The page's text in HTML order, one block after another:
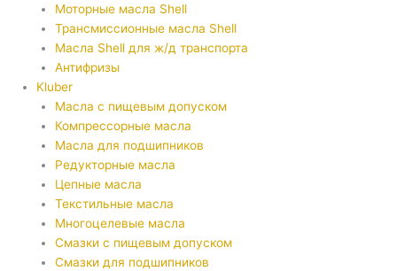
Моторные масла Shell
Трансмиссионные масла Shell
Масла Shell для ж/д транспорта
Антифризы
Kluber
Масла с пищевым допуском
Компрессорные масла
Масла для подшипников
Редукторные масла
Цепные масла
Текстильные масла
Многоцелевые масла
Смазки с пищевым допуском
Смазки для подшипников